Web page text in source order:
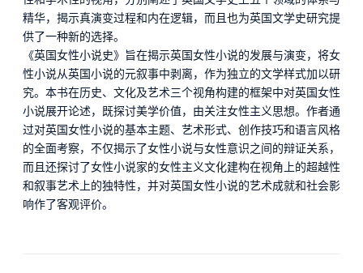
精华，揭示真演变过程和内在逻辑，而且也为英国文学史研究提
供了一种新的选择。
《英国女性小说史》旨在揭示英国女性小说的发展与演变，将女
性小说从英国小说的元叙事中剥离，作为独立的文学样式加以研
究。本书在历史、文化及艺术三个视角构建的框架中对英国女性
小说展开论述，既探讨美学价值，由关注女性主义思想。作者通
过对英国女性小说的基本主题、艺术形式、创作技巧和语言风格
的全面考察，不仅揭示了女性小说与女性意识之间的辩证关系，
而且还探讨了女性小说家的女性主义文化建构在视角上的超越性
和叙事艺术上的独特性，并对英国女性小说的艺术成就和社会影
响作了客观评价。